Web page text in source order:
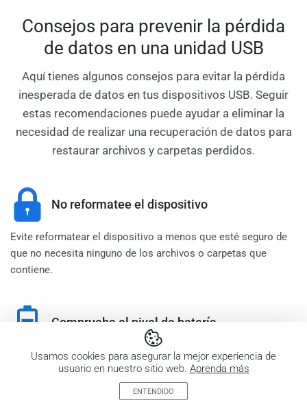
Consejos para prevenir la pérdida
de datos en una unidad USB
Aquí tienes algunos consejos para evitar la pérdida
inesperada de datos en tus dispositivos USB. Seguir
estas recomendaciones puede ayudar a eliminar la
necesidad de realizar una recuperación de datos para
restaurar archivos y carpetas perdidos.
No reformatee el dispositivo
Evite reformatear el dispositivo a menos que esté seguro de
que no necesita ninguno de los archivos o carpetas que
contiene.
Comprueba el nivel de batería
Asegúrate de que tu portátil tenga suficiente batería para
completar con éxito cualquier transferencia de datos que
implique dispositivos USB.
Usamos cookies para asegurar la mejor experiencia de
usuario en nuestro sitio web. Aprenda más
ENTENDIDO